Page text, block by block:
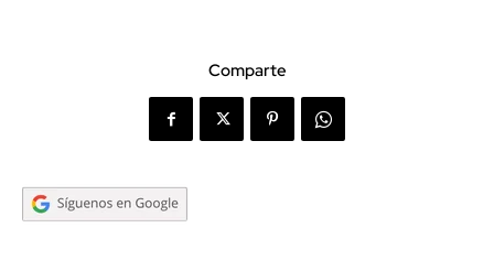
Comparte